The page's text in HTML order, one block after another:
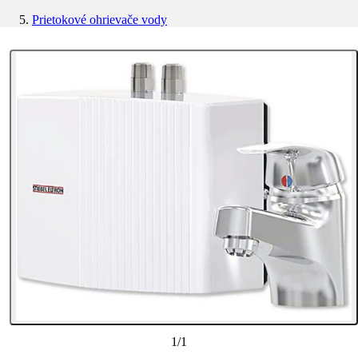
Prietokové ohrievače vody
1/1